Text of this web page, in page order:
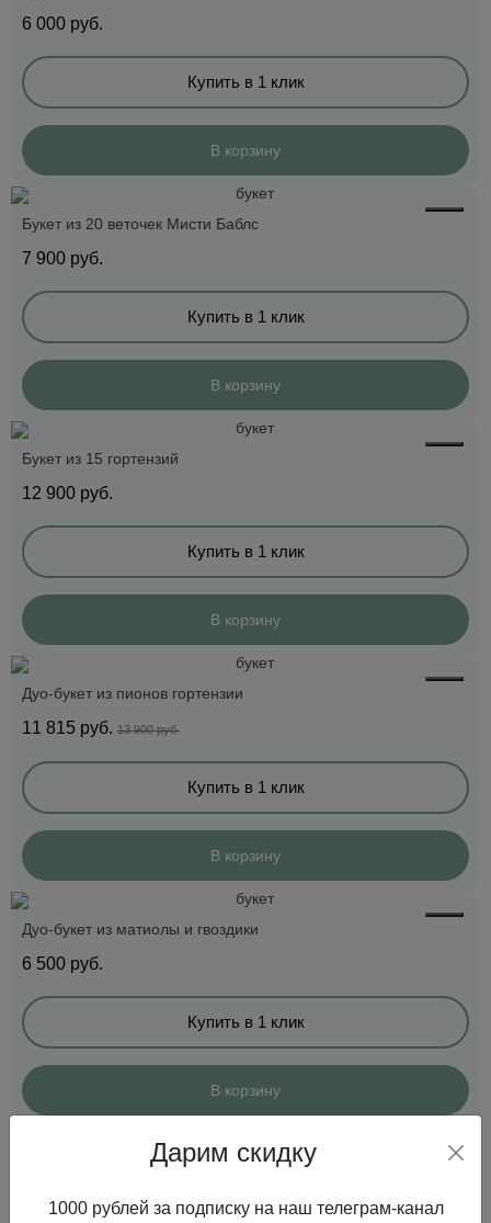
6 000 руб.
Купить в 1 клик
В корзину
Букет из 20 веточек Мисти Баблс
7 900 руб.
Купить в 1 клик
В корзину
Букет из 15 гортензий
12 900 руб.
Купить в 1 клик
В корзину
Дуо-букет из пионов гортензии
11 815 руб. 13 900 руб.
Купить в 1 клик
В корзину
Дуо-букет из матиолы и гвоздики
6 500 руб.
Купить в 1 клик
В корзину
Букет из 20 веточек лавандовых роз
7 900руб.
Дарим скидку
1000 рублей за подписку на наш телеграм-канал